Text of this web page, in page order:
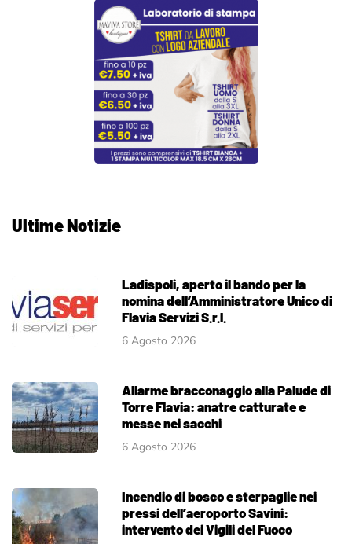
Ultime Notizie
Ladispoli, aperto il bando per la
nomina dell’Amministratore Unico di
Flavia Servizi S.r.l.
6 Agosto 2026
Allarme bracconaggio alla Palude di
Torre Flavia: anatre catturate e
messe nei sacchi
6 Agosto 2026
Incendio di bosco e sterpaglie nei
pressi dell’aeroporto Savini:
intervento dei Vigili del Fuoco